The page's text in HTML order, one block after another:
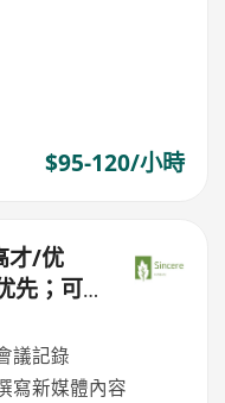
$95-120/小時
才/优
先；可
議記錄
寫新媒體內容